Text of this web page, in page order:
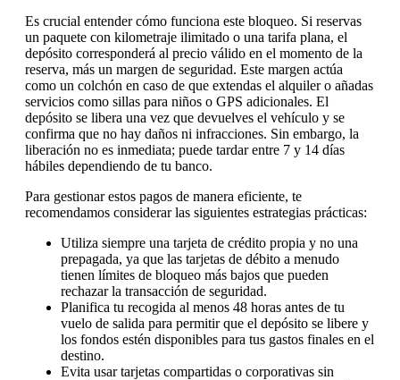
Es crucial entender cómo funciona este bloqueo. Si reservas
un paquete con kilometraje ilimitado o una tarifa plana, el
depósito corresponderá al precio válido en el momento de la
reserva, más un margen de seguridad. Este margen actúa
como un colchón en caso de que extendas el alquiler o añadas
servicios como sillas para niños o GPS adicionales. El
depósito se libera una vez que devuelves el vehículo y se
confirma que no hay daños ni infracciones. Sin embargo, la
liberación no es inmediata; puede tardar entre 7 y 14 días
hábiles dependiendo de tu banco.
Para gestionar estos pagos de manera eficiente, te
recomendamos considerar las siguientes estrategias prácticas:
Utiliza siempre una tarjeta de crédito propia y no una
prepagada, ya que las tarjetas de débito a menudo
tienen límites de bloqueo más bajos que pueden
rechazar la transacción de seguridad.
Planifica tu recogida al menos 48 horas antes de tu
vuelo de salida para permitir que el depósito se libere y
los fondos estén disponibles para tus gastos finales en el
destino.
Evita usar tarjetas compartidas o corporativas sin